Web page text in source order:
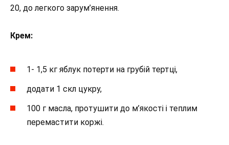
20, до легкого зарум’янення.
Крем:
1- 1,5 кг яблук потерти на грубій тертці,
додати 1 скл цукру,
100 г масла, протушити до м’якості і теплим
перемастити коржі.